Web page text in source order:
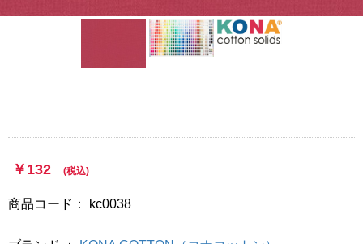
￥132 (税込)
商品コード： kc0038